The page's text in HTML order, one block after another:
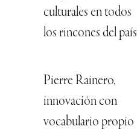
culturales en todos
los rincones del país
Pierre Rainero,
innovación con
vocabulario propio